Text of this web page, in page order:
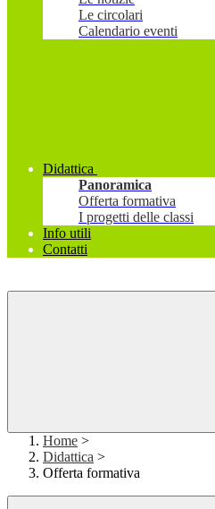
Le circolari
Calendario eventi
Didattica
Panoramica
Offerta formativa
I progetti delle classi
Info utili
Contatti
Home >
Didattica >
Offerta formativa